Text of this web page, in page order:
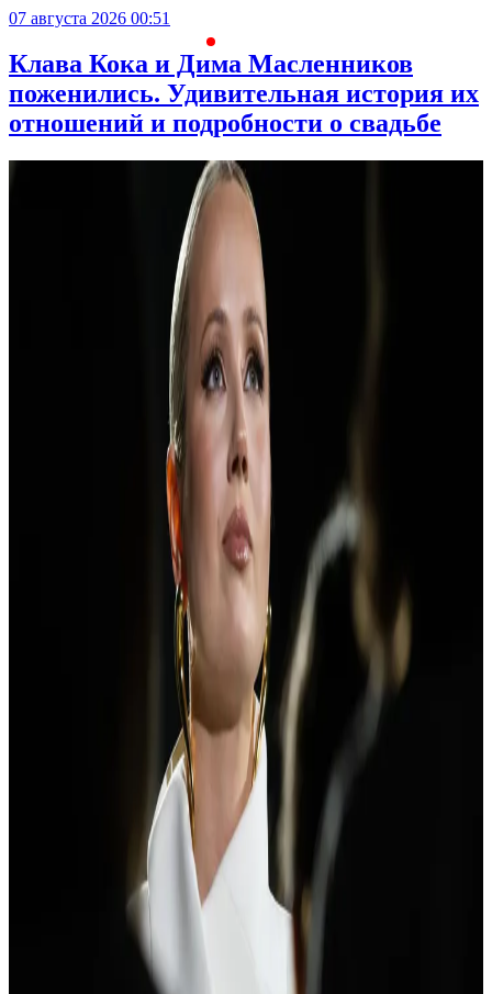
07 августа 2026 00:51
Клава Кока и Дима Масленников
поженились. Удивительная история их
отношений и подробности о свадьбе